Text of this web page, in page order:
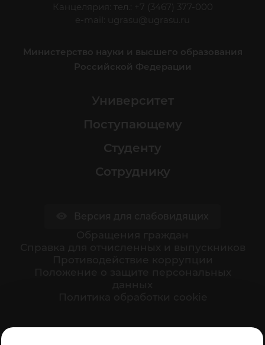
Канцелярия: тел.: +7 (3467) 377-000
e-mail:
ugrasu@ugrasu.ru
Министерство науки и высшего образования
Российской Федерации
Университет
Поступающему
Студенту
Сотруднику